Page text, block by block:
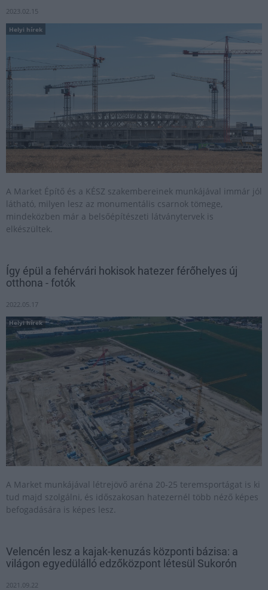
2023.02.15
Helyi hírek
A Market Építő és a KÉSZ szakembereinek munkájával immár jól
látható, milyen lesz az monumentális csarnok tömege,
mindeközben már a belsőépítészeti látványtervek is
elkészültek.
Így épül a fehérvári hokisok hatezer férőhelyes új
otthona - fotók
2022.05.17
Helyi hírek
A Market munkájával létrejövő aréna 20-25 teremsportágat is ki
tud majd szolgálni, és időszakosan hatezernél több néző képes
befogadására is képes lesz.
Velencén lesz a kajak-kenuzás központi bázisa: a
világon egyedülálló edzőközpont létesül Sukorón
2021.09.22